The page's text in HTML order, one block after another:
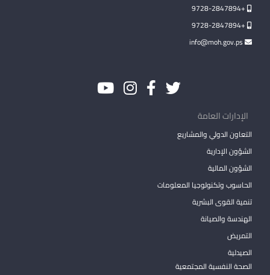
+9728-2847894
+9728-2847894
الإدارات العامة
التعاون الدولي والمشاريع
الشؤون الإدارية
الشؤون المالية
الحاسوب وتكنولوجيا المعلومات
تنمية القوى البشرية
الهندسة والصيانة
التمريض
الصيدلية
الصحة النفسية المجتمعية